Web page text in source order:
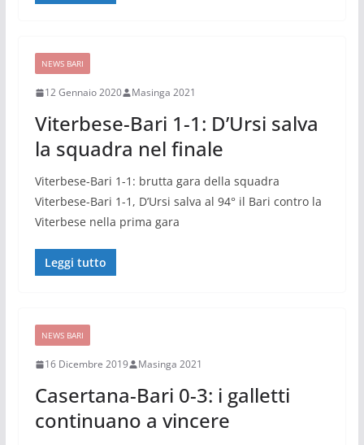
NEWS BARI
12 Gennaio 2020 Masinga 2021
Viterbese-Bari 1-1: D’Ursi salva
la squadra nel finale
Viterbese-Bari 1-1: brutta gara della squadra
Viterbese-Bari 1-1, D’Ursi salva al 94° il Bari contro la
Viterbese nella prima gara
Leggi tutto
NEWS BARI
16 Dicembre 2019 Masinga 2021
Casertana-Bari 0-3: i galletti
continuano a vincere